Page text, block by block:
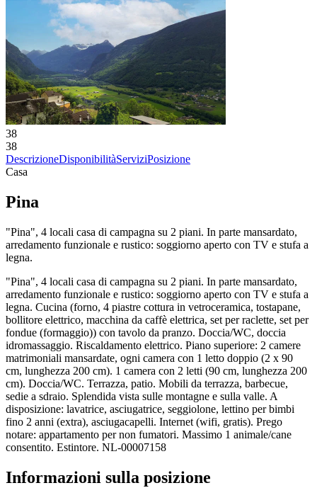
38
38
DescrizioneDisponibilitàServiziPosizione
Casa
Pina
"Pina", 4 locali casa di campagna su 2 piani. In parte mansardato,
arredamento funzionale e rustico: soggiorno aperto con TV e stufa a
legna.
"Pina", 4 locali casa di campagna su 2 piani. In parte mansardato,
arredamento funzionale e rustico: soggiorno aperto con TV e stufa a
legna. Cucina (forno, 4 piastre cottura in vetroceramica, tostapane,
bollitore elettrico, macchina da caffè elettrica, set per raclette, set per
fondue (formaggio)) con tavolo da pranzo. Doccia/WC, doccia
idromassaggio. Riscaldamento elettrico. Piano superiore: 2 camere
matrimoniali mansardate, ogni camera con 1 letto doppio (2 x 90
cm, lunghezza 200 cm). 1 camera con 2 letti (90 cm, lunghezza 200
cm). Doccia/WC. Terrazza, patio. Mobili da terrazza, barbecue,
sedie a sdraio. Splendida vista sulle montagne e sulla valle. A
disposizione: lavatrice, asciugatrice, seggiolone, lettino per bimbi
fino 2 anni (extra), asciugacapelli. Internet (wifi, gratis). Prego
notare: appartamento per non fumatori. Massimo 1 animale/cane
consentito. Estintore. NL-00007158
Informazioni sulla posizione